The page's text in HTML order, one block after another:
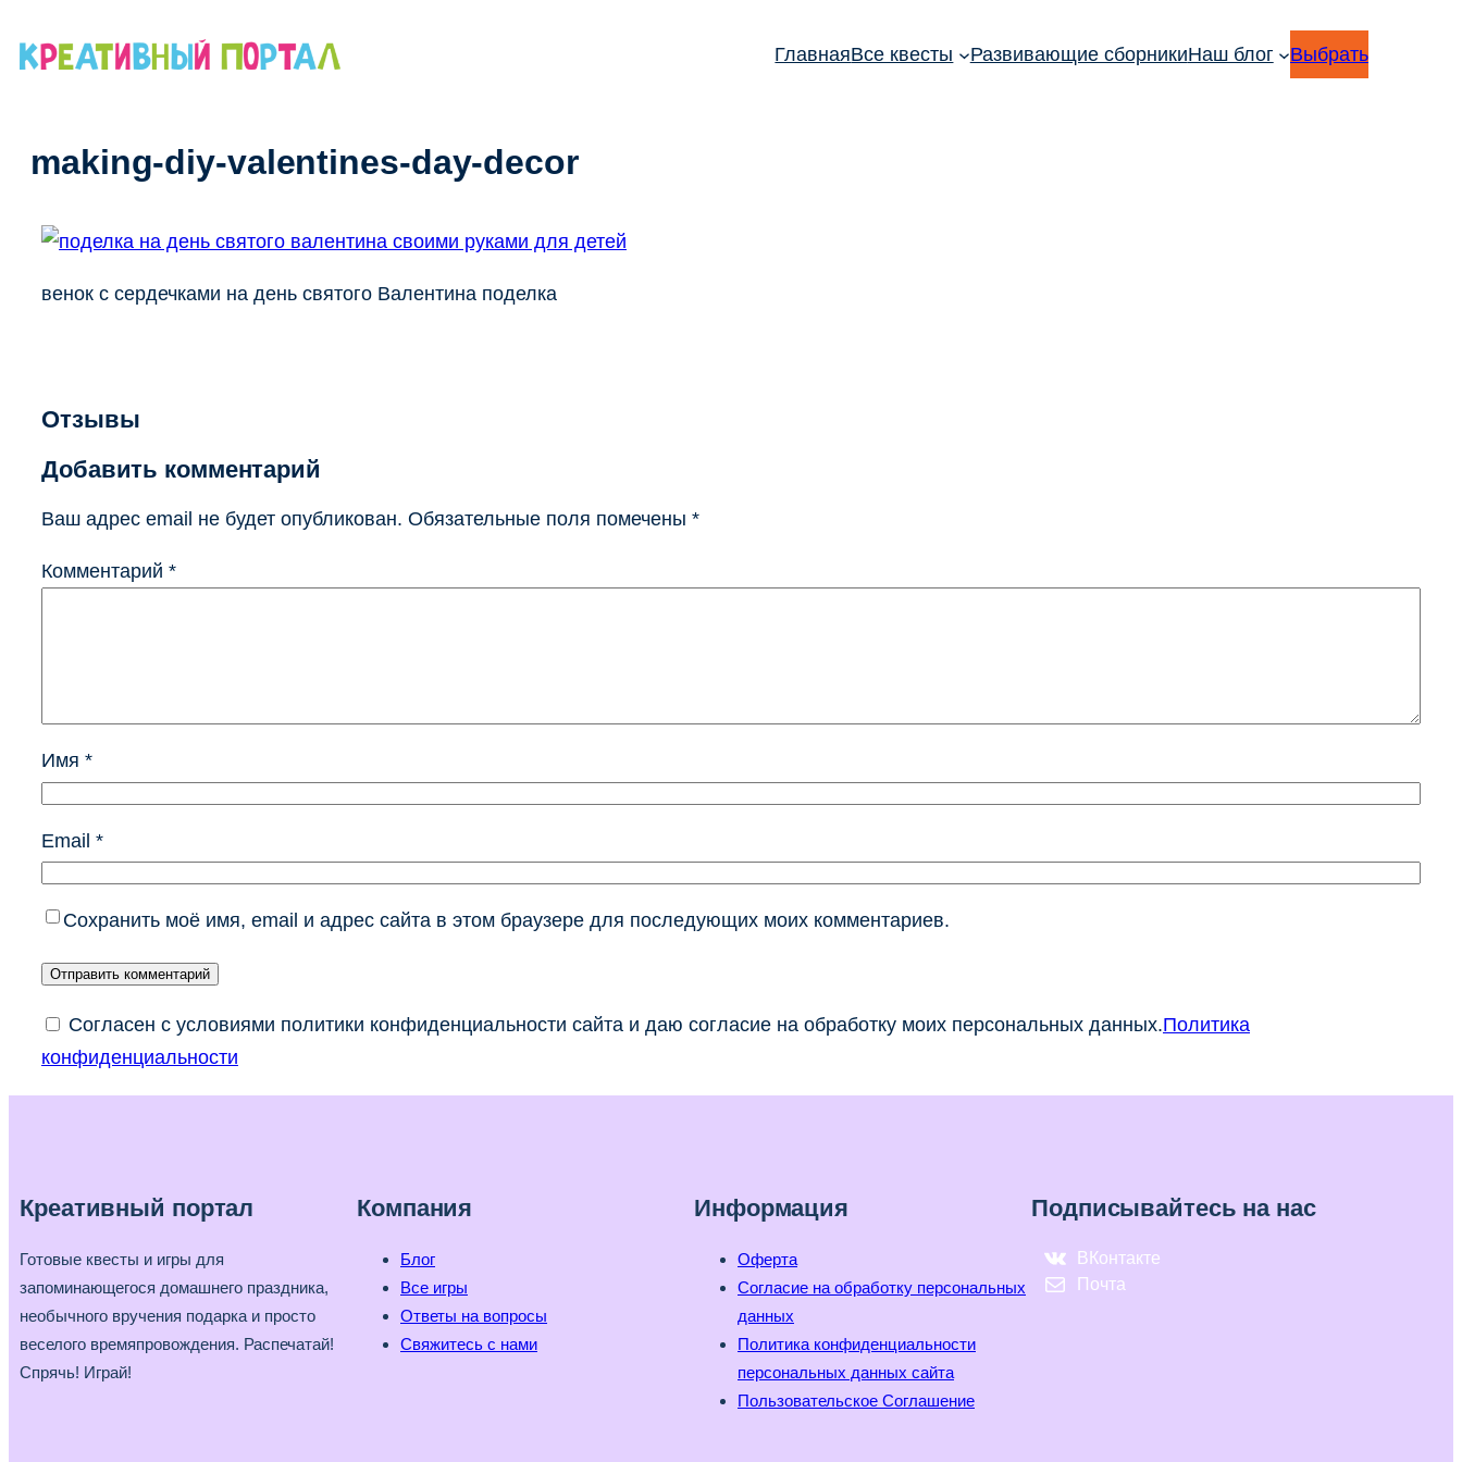
ГлавнаяВсе квесты Развивающие сборникиНаш блог Выбрать
making-diy-valentines-day-decor
венок с сердечками на день святого Валентина поделка
Отзывы
Добавить комментарий
Ваш адрес email не будет опубликован. Обязательные поля помечены *
Комментарий *
Имя *
Email *
Сохранить моё имя, email и адрес сайта в этом браузере для последующих моих комментариев.
Согласен с условиями политики конфиденциальности сайта и даю согласие на обработку моих персональных данных.Политика
конфиденциальности
Креативный портал
Готовые квесты и игры для
запоминающегося домашнего праздника,
необычного вручения подарка и просто
веселого времяпровождения. Распечатай!
Спрячь! Играй!
Компания
Блог
Все игры
Ответы на вопросы
Свяжитесь с нами
Информация
Оферта
Согласие на обработку персональных
данных
Политика конфиденциальности
персональных данных сайта
Пользовательское Соглашение
Подписывайтесь на нас
ВКонтакте
Почта